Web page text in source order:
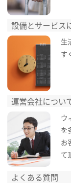
設備とサービス
生
す
運営会社につい
ウ
を
お
て
よくある質問